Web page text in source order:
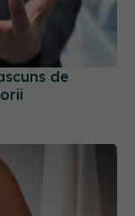
de